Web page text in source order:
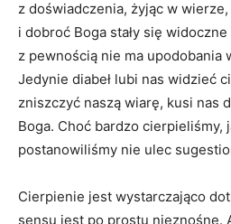
z doświadczenia, żyjąc w wierze,
i dobroć Boga stały się
z pewnością nie ma upodobania
Jedynie diabeł lubi nas widzieć
zniszczyć naszą wiarę, kusi nas
Boga. Choć bardzo cierpieliśmy,
postanowiliśmy nie ulec
Cierpienie jest wystarczająco
sensu jest po prostu nieznośne.